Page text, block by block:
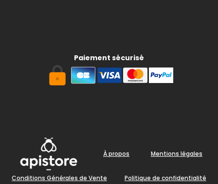
Paiement sécurisé
À propos Mentions légales
Conditions Générales de Vente
Politique de confidentialité